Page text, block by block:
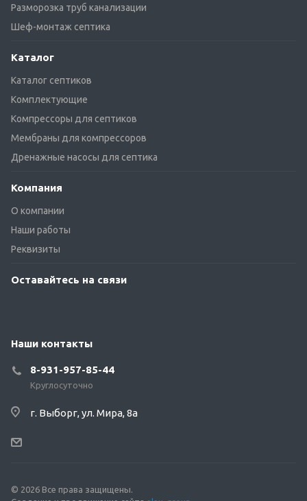
Разморозка труб канализации
Шеф-монтаж септика
Каталог
Каталог септиков
Комплектующие
Компрессоры для септиков
Мембраны для компрессоров
Дренажные насосы для септика
Компания
О компании
Наши работы
Реквизиты
Оставайтесь на связи
Наши контакты
8-931-957-85-44
Круглосуточно
г. Выборг, ул. Мира, 8а
© 2026 Все права защищены.